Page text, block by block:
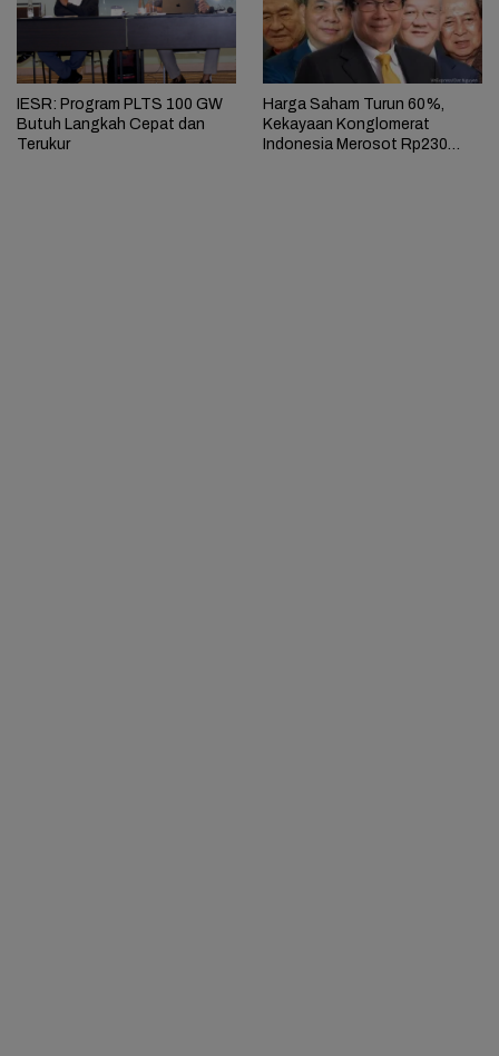
IESR: Program PLTS 100 GW
Butuh Langkah Cepat dan
Terukur
Harga Saham Turun 60%,
Kekayaan Konglomerat
Indonesia Merosot Rp230